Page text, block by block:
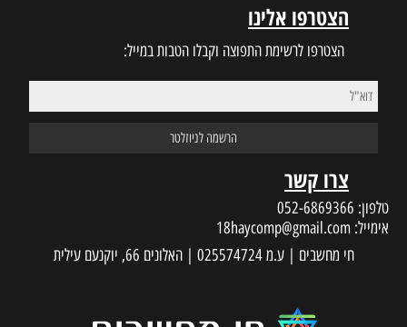
הצטרפו אלינו
הצטרפו לרשימת התפוצה וקבלו הטבות במייל:
צרו קשר
טלפון: 052-6869366
אימייל: 18haycomp@gmail.com
חי מחשבים | ע.מ 025574724 | האלונים 66, יוקנעם עילית